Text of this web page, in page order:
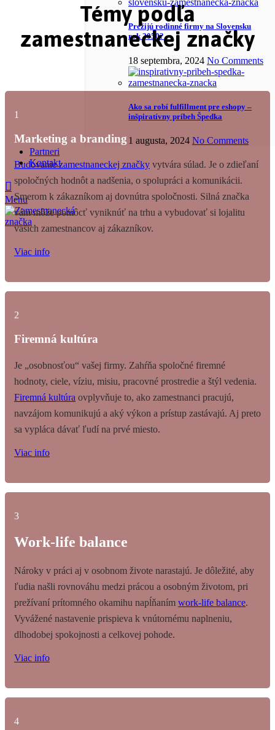
Prežijú rodinné firmy na Slovensku
rok 2050?
18 septembra, 2024 No Comments
Ako sa robí fulfillment pre eshopy –
inšpiratívny príbeh Špedka
1 augusta, 2024 No Comments
Partneri
Kontakt
Menu
Témy podľa
zamestnaneckej značky
1
Marketing a branding
Budovanie zamestnaneckej značky vytvára súlad. Je o zdieľaní
spoločných hodnôt a nadšenia, o spolupráci a komunikácii.
Smerom k zákazníkom aj dovnútra spoločnosti. Silná značka
vám môže pomôcť vyniknúť na trhu a vybudovať si lojalitu
vašich zamestnancov aj zákazníkov.
Viac info
2
Firemná kultúra
Je „osobnosťou“ vašej firmy. Zahŕňa spoločné firemné
hodnoty, ciele, víziu, misiu, pracovné prostredie a štýl vedenia.
Firemná kultúra ovplyvňuje to, ako zamestnanci pracujú,
navzájom komunikujú a aký výkon a prístup zastávajú. Aj preto
sa vypláca dávať ľudí na prvé miesto.
Viac info
3
Work-life balance
Nároky v práci aj v osobnom živote narastajú. Je dôležité, aby
ľudia našli rovnováhu medzi prácou a osobným životom, pri
prežívaní prítomného okamihu napĺňaním work-life balance.
Vyvážené nastavenie prispieva k vnútornému naplneniu,
dlhodobej spokojnosti a celkovej pohode.
Viac info
4